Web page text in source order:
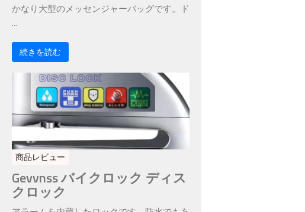
かなり大型のメッセンジャーバッグです。ド
...
続きを読む
商品レビュー
Gevvnss バイクロック ディス
クロック